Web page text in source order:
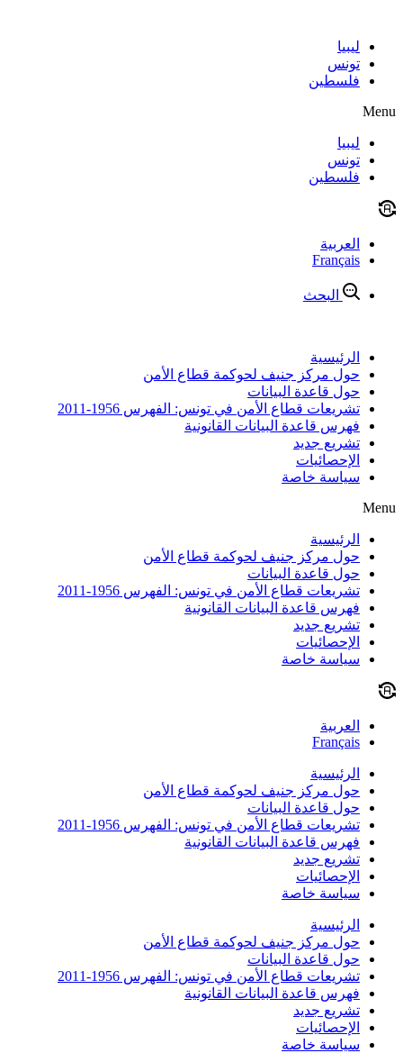
contentليبيا
تونس
فلسطين
Menu
ليبيا
تونس
فلسطين
العربية
Français
البحث
الرئيسية
حول مركز جنيف لحوكمة قطاع الأمن
حول قاعدة البيانات
تشريعات قطاع الأمن في تونس: الفهرس 1956-2011
فهرس قاعدة البيانات القانونية
تشريع جديد
الإحصائيات
سياسة خاصة
Menu
الرئيسية
حول مركز جنيف لحوكمة قطاع الأمن
حول قاعدة البيانات
تشريعات قطاع الأمن في تونس: الفهرس 1956-2011
فهرس قاعدة البيانات القانونية
تشريع جديد
الإحصائيات
سياسة خاصة
العربية
Français
الرئيسية
حول مركز جنيف لحوكمة قطاع الأمن
حول قاعدة البيانات
تشريعات قطاع الأمن في تونس: الفهرس 1956-2011
فهرس قاعدة البيانات القانونية
تشريع جديد
الإحصائيات
سياسة خاصة
الرئيسية
حول مركز جنيف لحوكمة قطاع الأمن
حول قاعدة البيانات
تشريعات قطاع الأمن في تونس: الفهرس 1956-2011
فهرس قاعدة البيانات القانونية
تشريع جديد
الإحصائيات
سياسة خاصة